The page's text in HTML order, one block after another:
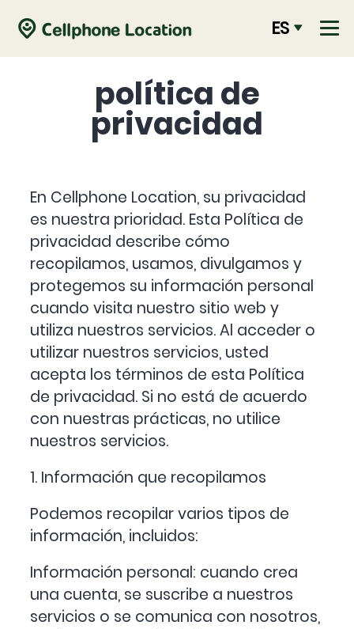
ES
política de
privacidad
En Cellphone Location, su privacidad
es nuestra prioridad. Esta Política de
privacidad describe cómo
recopilamos, usamos, divulgamos y
protegemos su información personal
cuando visita nuestro sitio web y
utiliza nuestros servicios. Al acceder o
utilizar nuestros servicios, usted
acepta los términos de esta Política
de privacidad. Si no está de acuerdo
con nuestras prácticas, no utilice
nuestros servicios.
1. Información que recopilamos
Podemos recopilar varios tipos de
información, incluidos:
Información personal: cuando crea
una cuenta, se suscribe a nuestros
servicios o se comunica con nosotros,